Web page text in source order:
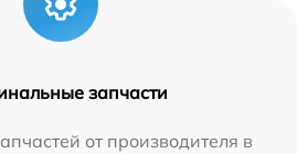
запчасти
от производителя в